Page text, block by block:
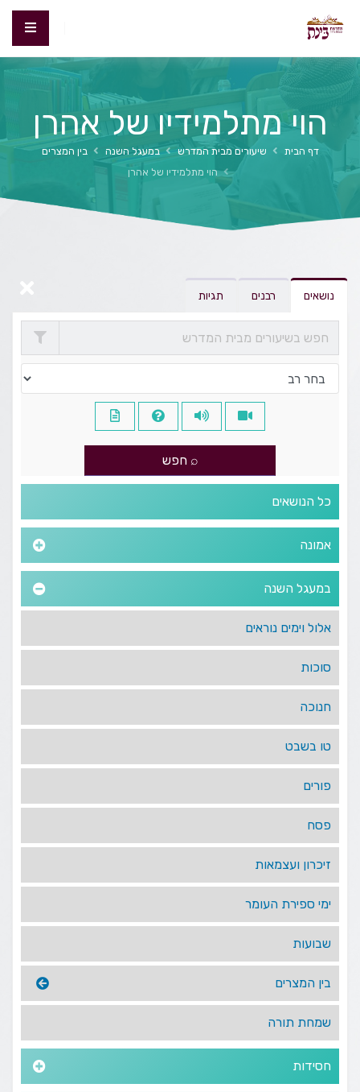
הוי מתלמידיו של אהרן
דף הבית שיעורים מבית המדרש במעגל השנה
בין המצרים
הוי מתלמידיו של אהרן
נושאים רבנים תגיות
כל הנושאים
אמונה
במעגל השנה
אלול וימים נוראים
סוכות
חנוכה
טו בשבט
פורים
פסח
זיכרון ועצמאות
ימי ספירת העומר
שבועות
בין המצרים
שמחת תורה
חסידות